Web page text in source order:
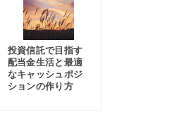
投資信託で目指す
配当金生活と最適
なキャッシュポジ
ションの作り方